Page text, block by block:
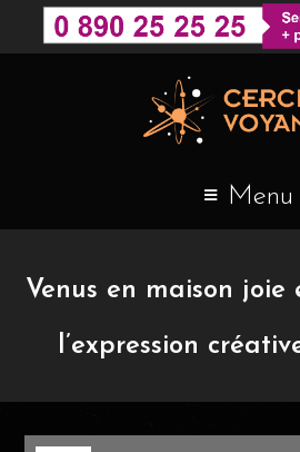
Menu
Venus en maison
l’expression